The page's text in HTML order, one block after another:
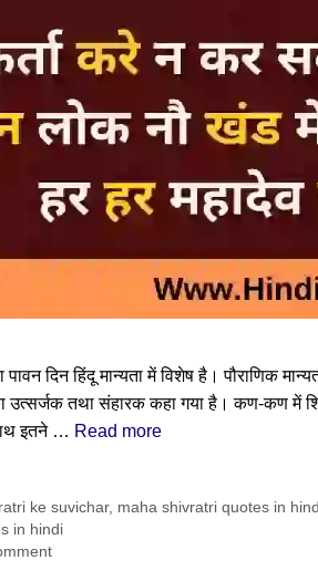
पावन दिन हिंदू मान्यता में विशेष है। पौराणिक
उत्सर्जक तथा संहारक कहा गया है। कण-कण में
इतने … Read more
ke suvichar, maha shivratri quotes in
in hindi